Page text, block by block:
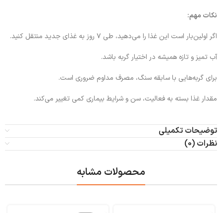
نکات مهم:
اگر اولین‌بار است این غذا را می‌دهید، طی ۷ روز به غذای جدید منتقل کنید.
آب تمیز و تازه همیشه در اختیار گربه باشد.
برای گربه‌هایی با سابقه سنگ، مصرف مداوم ضروری است.
مقدار غذا بسته به فعالیت، سن و شرایط بیماری کمی تغییر می‌کند.
توضیحات تکمیلی
نظرات (0)
محصولات مشابه